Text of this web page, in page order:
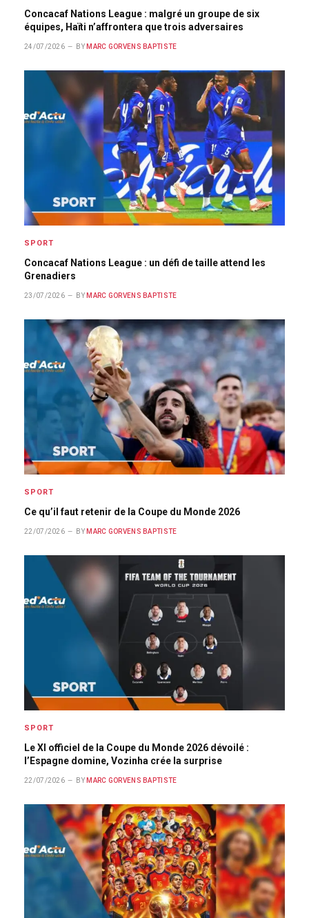
Concacaf Nations League : malgré un groupe de six
équipes, Haïti n’affrontera que trois adversaires
24/07/2026 BY MARC GORVENS BAPTISTE
SPORT
Concacaf Nations League : un défi de taille attend les
Grenadiers
23/07/2026 BY MARC GORVENS BAPTISTE
SPORT
Ce qu’il faut retenir de la Coupe du Monde 2026
22/07/2026 BY MARC GORVENS BAPTISTE
SPORT
Le XI officiel de la Coupe du Monde 2026 dévoilé :
l’Espagne domine, Vozinha crée la surprise
22/07/2026 BY MARC GORVENS BAPTISTE